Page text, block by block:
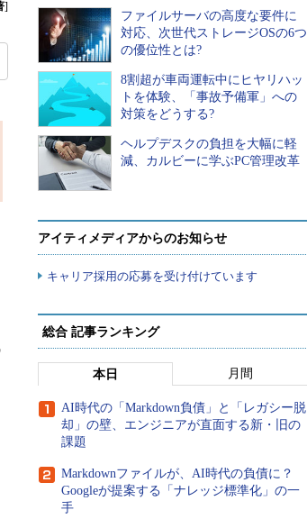
of IP Network
& Trust
Tools
]
ファイルサーバの高度な要件に
対応、次世代ストレージOSの6つ
の優位性とは?
8割超が車両運転中にヒヤリハッ
トを体験、「事故予備軍」への
対策をどうする?
ヘルプデスクの負担を大幅に軽
減、カルビーに学ぶPC管理改革
アイティメディアからのお知らせ
キャリア採用の応募を受け付けています
総合 記事ランキング
本日 月間
AI時代の「Markdown負債」と「レガシー脱
却」の壁、エンジニアが直面する新・旧の
課題
Markdownファイルが、AI時代の負債に？
Googleが提案する「ナレッジ標準化」の一
手